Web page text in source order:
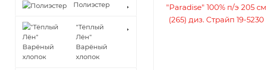
Полиэстер
"Тёплый
Лён"
Варёный
хлопок